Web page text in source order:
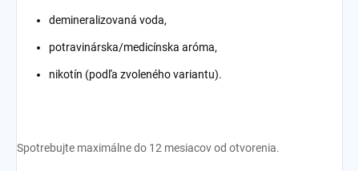
demineralizovaná voda,
potravinárska/medicínska aróma,
nikotín (podľa zvoleného variantu).
Spotrebujte maximálne do 12 mesiacov od otvorenia.